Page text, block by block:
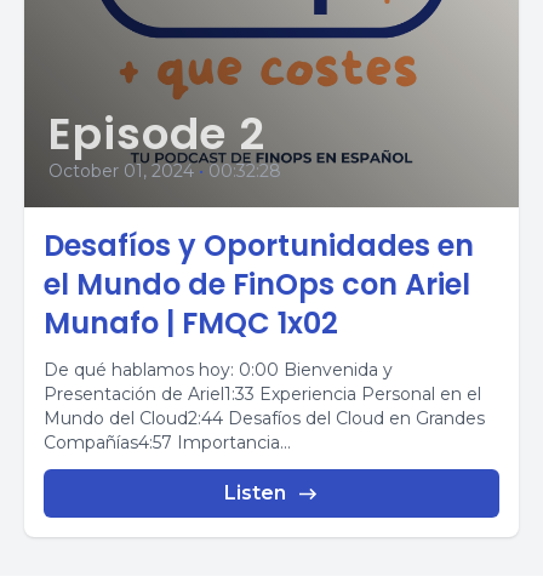
Episode 2
October 01, 2024 • 00:32:28
Desafíos y Oportunidades en
el Mundo de FinOps con Ariel
Munafo | FMQC 1x02
De qué hablamos hoy: 0:00 Bienvenida y
Presentación de Ariel1:33 Experiencia Personal en el
Mundo del Cloud2:44 Desafíos del Cloud en Grandes
Compañías4:57 Importancia...
Listen